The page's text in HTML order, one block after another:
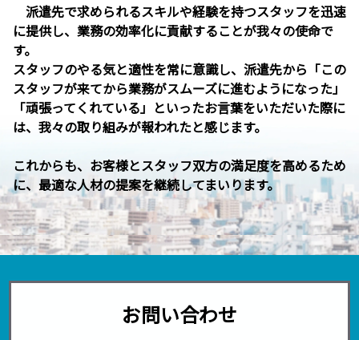
派遣先で求められるスキルや経験を持つスタッフを迅速
に提供し、業務の効率化に貢献することが我々の使命で
す。
スタッフのやる気と適性を常に意識し、派遣先から「この
スタッフが来てから業務がスムーズに進むようになった」
「頑張ってくれている」といったお言葉をいただいた際に
は、我々の取り組みが報われたと感じます。
これからも、お客様とスタッフ双方の満足度を高めるため
に、最適な人材の提案を継続してまいります。
お問い合わせ